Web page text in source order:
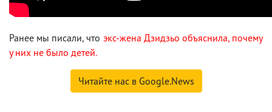
Ранее мы писали, что экс-жена Дзидзьо объяснила, почему
у них не было детей.
Читайте нас в Google.News